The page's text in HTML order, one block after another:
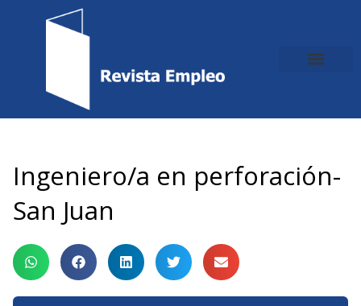
Ingeniero/a en perforación-
San Juan